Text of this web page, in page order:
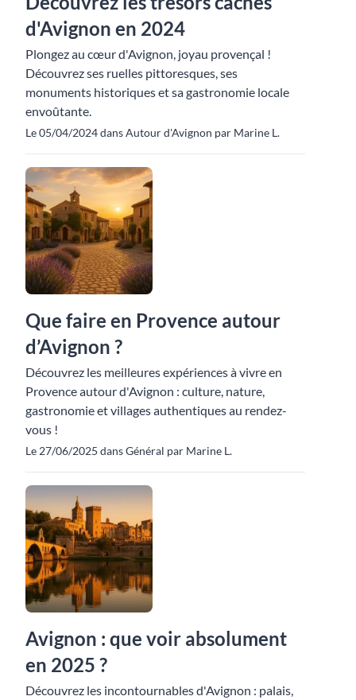
d'Avignon en 2024
Plongez au cœur d'Avignon, joyau provençal !
Découvrez ses ruelles pittoresques, ses
monuments historiques et sa gastronomie locale
envoûtante.
Le 05/04/2024 dans Autour d'Avignon par Marine L.
Que faire en Provence autour
d’Avignon ?
Découvrez les meilleures expériences à vivre en
Provence autour d'Avignon : culture, nature,
gastronomie et villages authentiques au rendez-
vous !
Le 27/06/2025 dans Général par Marine L.
Avignon : que voir absolument
en 2025 ?
Découvrez les incontournables d'Avignon : palais,